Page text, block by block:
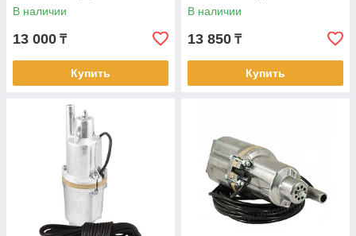
В наличии
13 000 ₸
Купить
В наличии
13 850 ₸
Купить